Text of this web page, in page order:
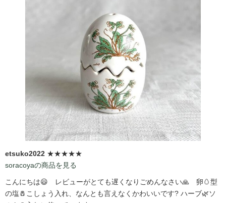
etsuko2022 ★★★★★
soracoyaの商品を見る
こんにちは😃 レビューがとても遅くなりごめんなさい🙏 卵🥚型
の塩🧂こしょう入れ、なんとも言えなくかわいいです?️ ハーブ🌿ソ